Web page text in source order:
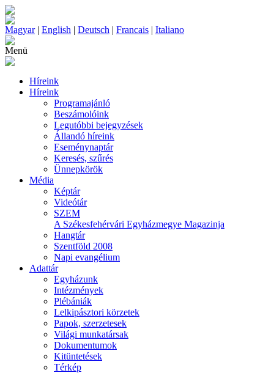
Magyar| English | Deutsch | Francais | Italiano
Menü
Híreink
Híreink
Programajánló
Beszámolóink
Legutóbbi bejegyzések
Állandó híreink
Eseménynaptár
Keresés, szűrés
Ünnepkörök
Média
Képtár
Videótár
SZEM
A Székesfehérvári Egyházmegye Magazinja
Hangtár
Szentföld 2008
Napi evangélium
Adattár
Egyházunk
Intézmények
Plébániák
Lelkipásztori körzetek
Papok, szerzetesek
Világi munkatársak
Dokumentumok
Kitüntetések
Térkép